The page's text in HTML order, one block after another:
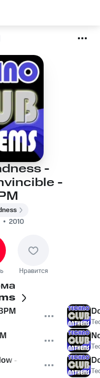
-
-
2010
Нравится
- 154 BPM